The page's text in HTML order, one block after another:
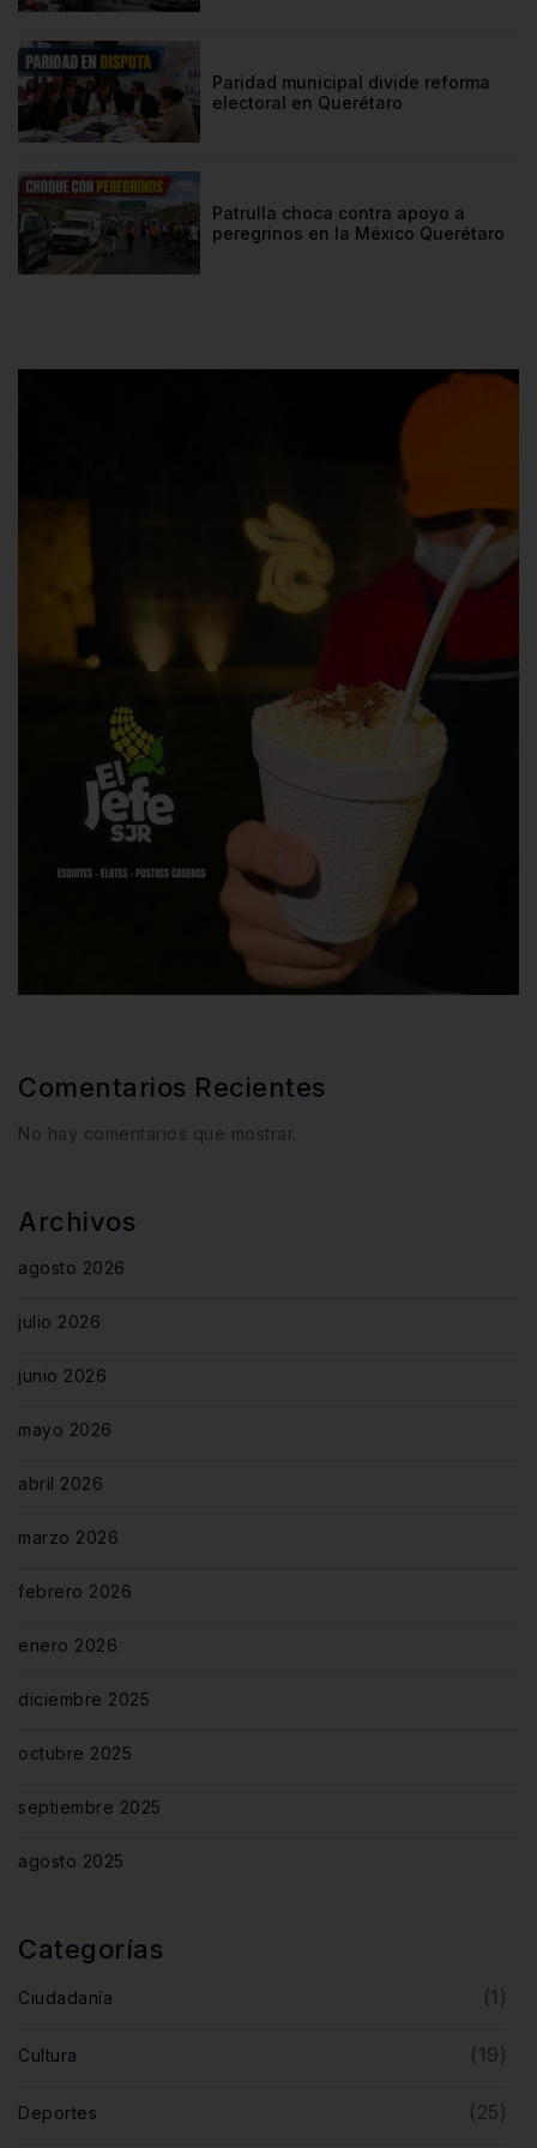
Paridad municipal divide reforma
electoral en Querétaro
Patrulla choca contra apoyo a
peregrinos en la México Querétaro
Comentarios Recientes
No hay comentarios que mostrar.
Archivos
agosto 2026
julio 2026
junio 2026
mayo 2026
abril 2026
marzo 2026
febrero 2026
enero 2026
diciembre 2025
octubre 2025
septiembre 2025
agosto 2025
Categorías
Ciudadanía (1)
Cultura (19)
Deportes (25)